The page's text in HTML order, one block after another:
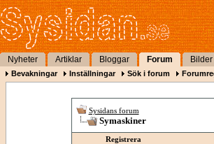
Nyheter Artiklar Bloggar Forum Bilder
Bevakningar Inställningar Sök i forum
Sysidans forum
Symaskiner
Registrera